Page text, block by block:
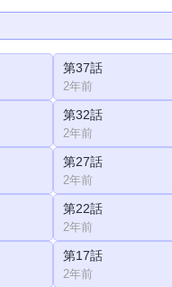
第37話
2年前
第32話
2年前
第27話
2年前
第22話
2年前
第17話
2年前